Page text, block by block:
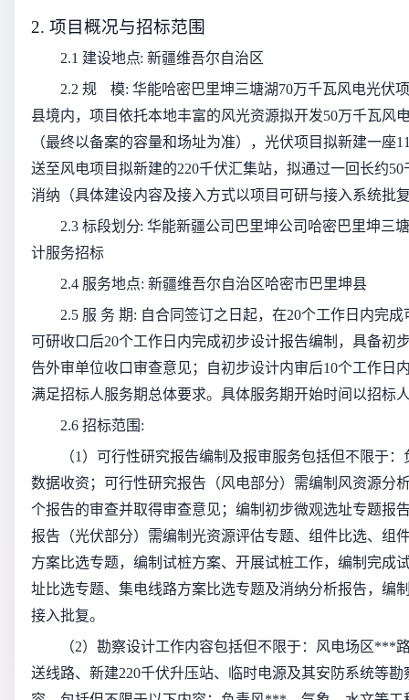
2. 项目概况与招标范围
2.1 建设地点: 新疆维吾尔自治区
2.2 规
模: 华能哈密巴里坤三塘湖70万千瓦风电光伏
县境内，项目依托本地丰富的风光资源拟开发50万千瓦风
（最终以备案的容量和场址为准），光伏项目拟新建一座
送至风电项目拟新建的220千伏汇集站，拟通过一回长约
消纳（具体建设内容及接入方式以项目可研与接入系统批
2.3 标段划分: 华能新疆公司巴里坤公司哈密巴里坤三
计服务招标
2.4 服务地点: 新疆维吾尔自治区哈密市巴里坤县
2.5 服 务 期: 自合同签订之日起，在20个工作日内完
可研收口后20个工作日内完成初步设计报告编制，具备初
告外审单位收口审查意见；自初步设计内审后10个工作日
满足招标人服务期总体要求。具体服务期开始时间以招标
2.6 招标范围:
（1）可行性研究报告编制及报审服务包括但不限于
数据收资；可行性研究报告（风电部分）需编制风资源分
个报告的审查并取得审查意见；编制初步微观选址专题报
报告（光伏部分）需编制光资源评估专题、组件比选、组
方案比选专题，编制试桩方案、开展试桩工作，编制完成
址比选专题、集电线路方案比选专题及消纳分析报告，编
接入批复。
（2）勘察设计工作内容包括但不限于：风电场区***
送线路、新建220千伏升压站、临时电源及其安防系统等